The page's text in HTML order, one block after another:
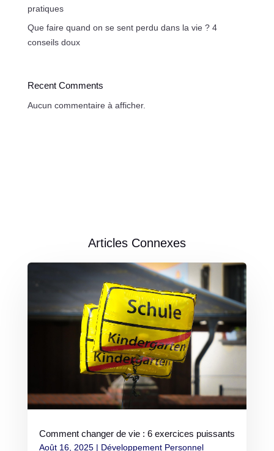
pratiques
Que faire quand on se sent perdu dans la vie ? 4
conseils doux
Recent Comments
Aucun commentaire à afficher.
Articles Connexes
Comment changer de vie : 6 exercices puissants
Août 16, 2025| Développement Personnel